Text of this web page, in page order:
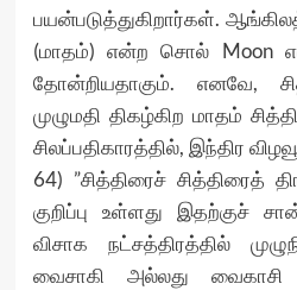
பயன்படுத்துகிறார்கள்.
(மாதம்) என்ற சொல் Moon
தோன்றியதாகும். எனவே,
முழுமதி திகழ்கிற மாதம்
சிலப்பதிகாரத்தில், இந்திர
64) ”சித்திரைச் சித்திரைத்
குறிப்பு உள்ளது இதற்குச்
விசாக நட்சத்திரத்தில்
வைசாகி அல்லது